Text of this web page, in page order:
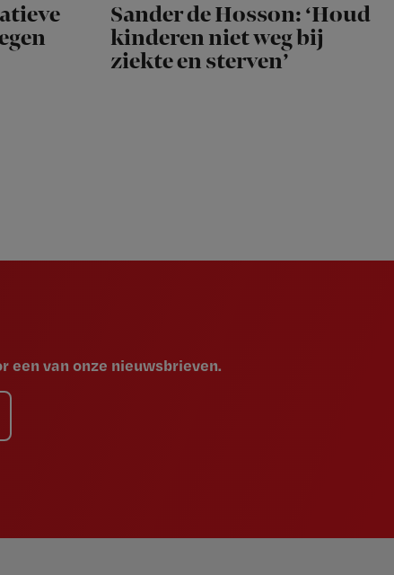
Sander de Hosson: ‘Houd
kinderen niet weg bij
ziekte en sterven’
een van onze nieuwsbrieven.